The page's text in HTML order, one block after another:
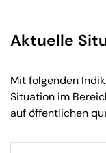
Aktuelle
Mit folgenden
Situation im
auf öffentlichen